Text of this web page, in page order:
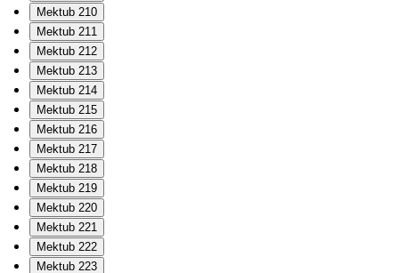
Mektub 210
Mektub 211
Mektub 212
Mektub 213
Mektub 214
Mektub 215
Mektub 216
Mektub 217
Mektub 218
Mektub 219
Mektub 220
Mektub 221
Mektub 222
Mektub 223